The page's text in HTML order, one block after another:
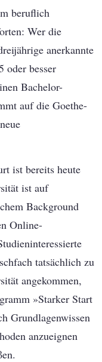
beruflich
Wer die
anerkannte
oder besser
Bachelor-
auf die Goethe-
ist bereits heute
ist auf
Background
Online-
tatsächlich zu
angekommen,
»Starker Start
Grundlagenwissen
anzueignen